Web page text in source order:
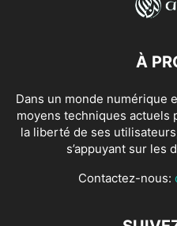
À
Dans un monde numérique
moyens techniques actuels
la liberté de ses
s’appuyant sur les
Contactez-nous: